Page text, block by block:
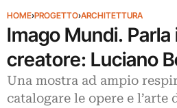
HOME›PROGETTO›ARCHITETTURA
Imago Mundi. Parla
creatore: Luciano
Una mostra ad ampio
catalogare le opere e l’arte